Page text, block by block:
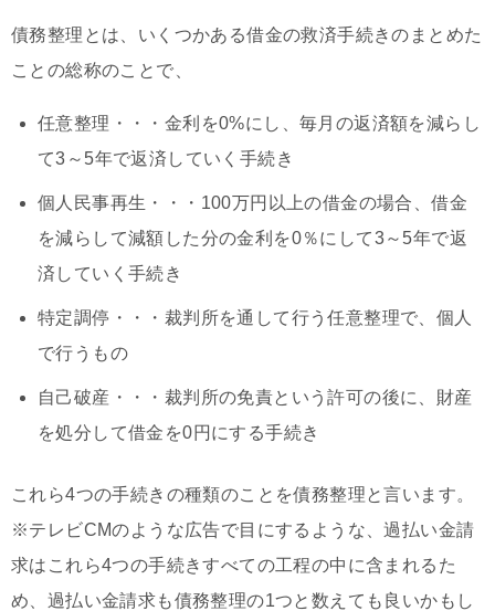
債務整理とは、いくつかある借金の救済手続きのまとめた
ことの総称のことで、
任意整理・・・金利を0%にし、毎月の返済額を減らし
て3～5年で返済していく手続き
個人民事再生・・・100万円以上の借金の場合、借金
を減らして減額した分の金利を0％にして3～5年で返
済していく手続き
特定調停・・・裁判所を通して行う任意整理で、個人
で行うもの
自己破産・・・裁判所の免責という許可の後に、財産
を処分して借金を0円にする手続き
これら4つの手続きの種類のことを債務整理と言います。
※テレビCMのような広告で目にするような、過払い金請
求はこれら4つの手続きすべての工程の中に含まれるた
め、過払い金請求も債務整理の1つと数えても良いかもし